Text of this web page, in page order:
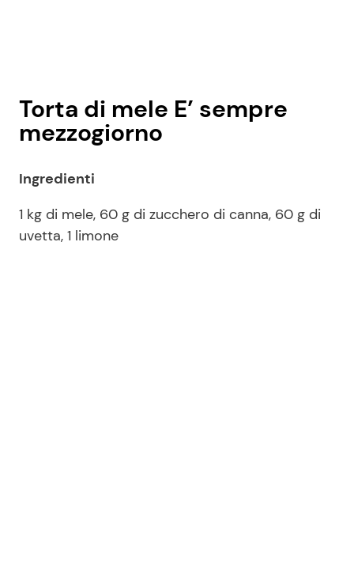
Torta di mele E’ sempre
mezzogiorno
Ingredienti
1 kg di mele, 60 g di zucchero di canna, 60 g di
uvetta, 1 limone